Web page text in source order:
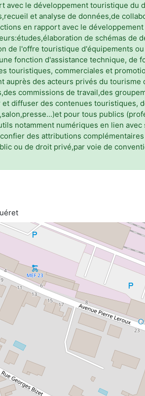
avec le développement touristique du
et analyse de données,de
en rapport avec le
de schémas
de l'offre touristique d'équipements
fonction d'assistance technique, de
touristiques, commerciales et
auprès des acteurs privés du
commissions de travail,des
diffuser des contenues touristiques,
pour tous publics
notamment numériques en lien
des attributions
ou de droit privé,par voie de